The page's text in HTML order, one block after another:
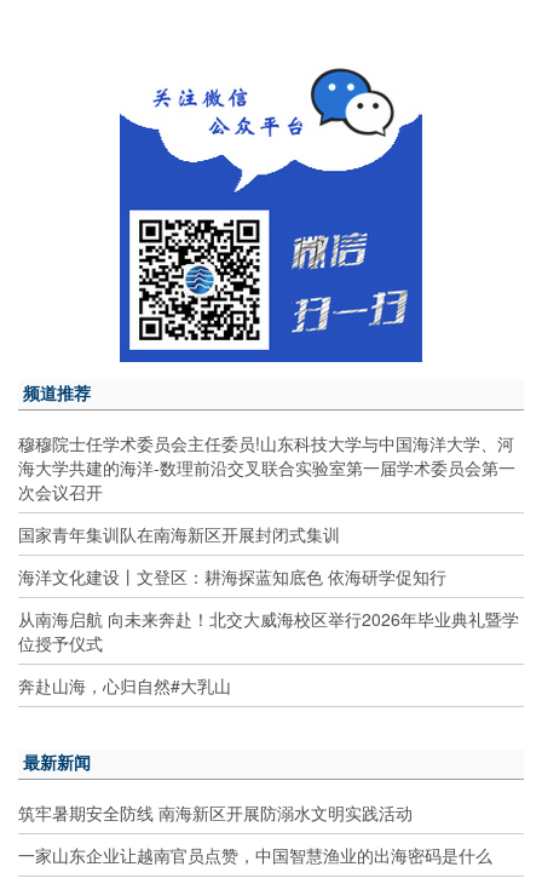
频道推荐
穆穆院士任学术委员会主任委员!山东科技大学与中国海洋大学、河
海大学共建的海洋-数理前沿交叉联合实验室第一届学术委员会第一
次会议召开
国家青年集训队在南海新区开展封闭式集训
海洋文化建设丨文登区：耕海探蓝知底色 依海研学促知行
从南海启航 向未来奔赴！北交大威海校区举行2026年毕业典礼暨学
位授予仪式
奔赴山海，心归自然#大乳山
最新新闻
筑牢暑期安全防线 南海新区开展防溺水文明实践活动
一家山东企业让越南官员点赞，中国智慧渔业的出海密码是什么